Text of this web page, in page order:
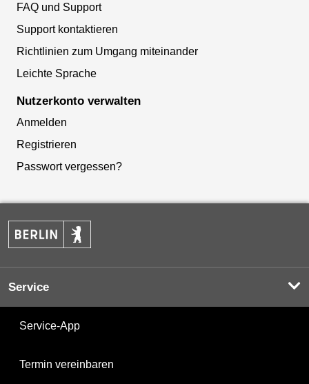
FAQ und Support
Support kontaktieren
Richtlinien zum Umgang miteinander
Leichte Sprache
Nutzerkonto verwalten
Anmelden
Registrieren
Passwort vergessen?
Service
Service-App
Termin vereinbaren